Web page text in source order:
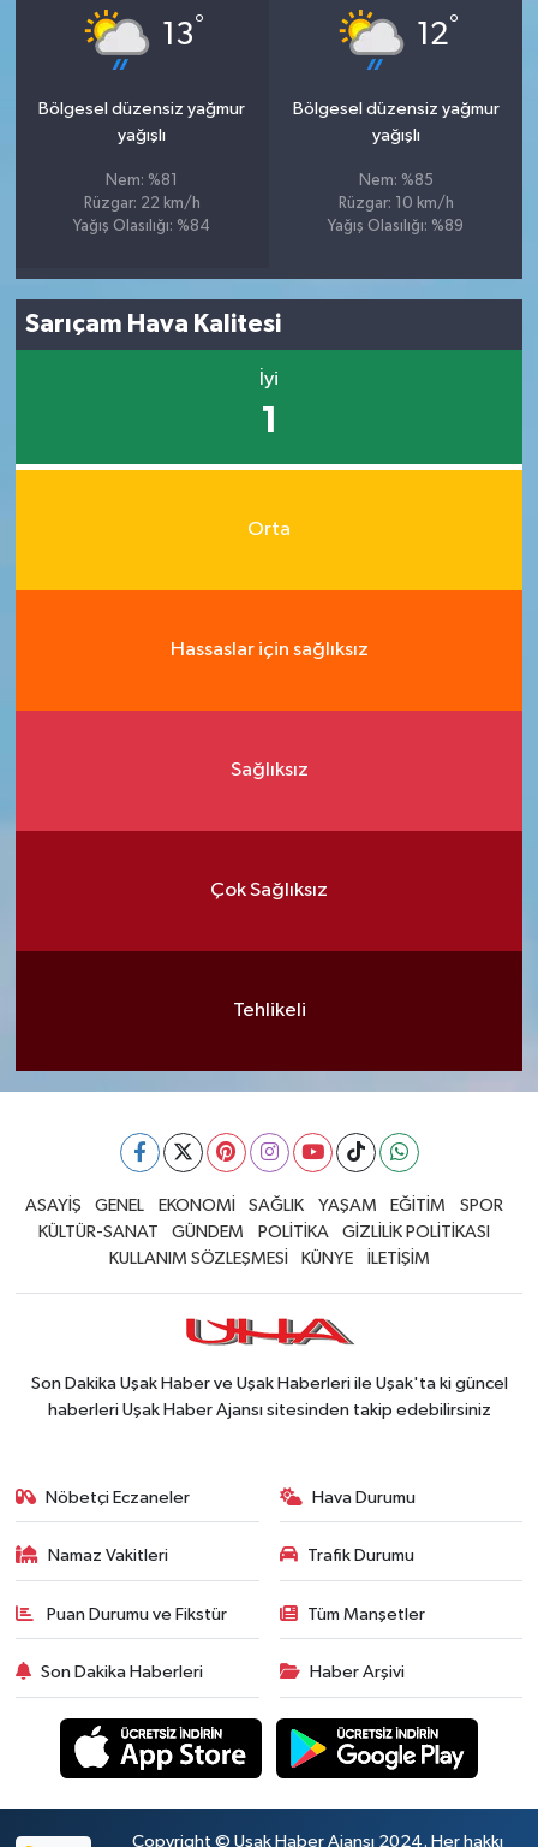
13°
Bölgesel düzensiz yağmur
yağışlı
Nem: %81
Rüzgar: 22 km/h
Yağış Olasılığı: %84
12°
Bölgesel düzensiz yağmur
yağışlı
Nem: %85
Rüzgar: 10 km/h
Yağış Olasılığı: %89
Sarıçam Hava Kalitesi
İyi
1
Orta
Hassaslar için sağlıksız
Sağlıksız
Çok Sağlıksız
Tehlikeli
ASAYİŞ GENEL EKONOMİ SAĞLIK YAŞAM EĞİTİM
SPOR
KÜLTÜR-SANAT
GÜNDEM POLİTİKA
GİZLİLİK POLİTİKASI
KULLANIM SÖZLEŞMESİ
KÜNYE İLETİŞİM
Son Dakika Uşak Haber ve Uşak Haberleri ile Uşak'ta ki güncel
haberleri Uşak Haber Ajansı sitesinden takip edebilirsiniz
Nöbetçi Eczaneler Hava Durumu
Namaz Vakitleri Trafik Durumu
Puan Durumu ve Fikstür Tüm Manşetler
Son Dakika Haberleri Haber Arşivi
Copyright © Uşak Haber Ajansı 2024. Her hakkı